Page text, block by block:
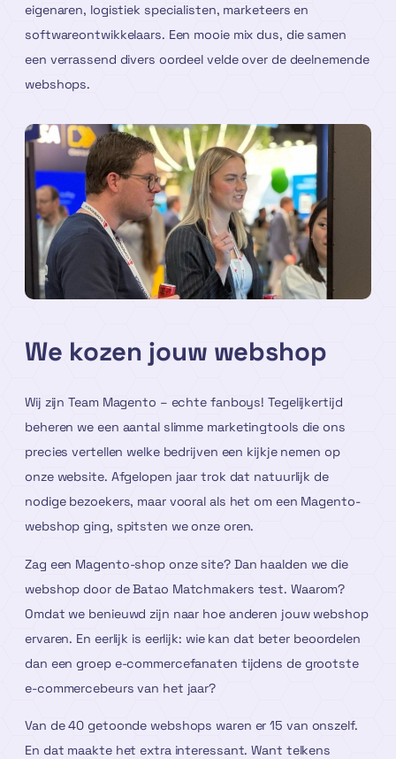
eigenaren, logistiek specialisten, marketeers en
softwareontwikkelaars. Een mooie mix dus, die samen
een verrassend divers oordeel velde over de deelnemende
webshops.
We kozen jouw webshop
Wij zijn Team Magento – echte fanboys! Tegelijkertijd
beheren we een aantal slimme marketingtools die ons
precies vertellen welke bedrijven een kijkje nemen op
onze website. Afgelopen jaar trok dat natuurlijk de
nodige bezoekers, maar vooral als het om een Magento-
webshop ging, spitsten we onze oren.
Zag een Magento-shop onze site? Dan haalden we die
webshop door de Batao Matchmakers test. Waarom?
Omdat we benieuwd zijn naar hoe anderen jouw webshop
ervaren. En eerlijk is eerlijk: wie kan dat beter beoordelen
dan een groep e-commercefanaten tijdens de grootste
e-commercebeurs van het jaar?
Van de 40 getoonde webshops waren er 15 van onszelf.
En dat maakte het extra interessant. Want telkens